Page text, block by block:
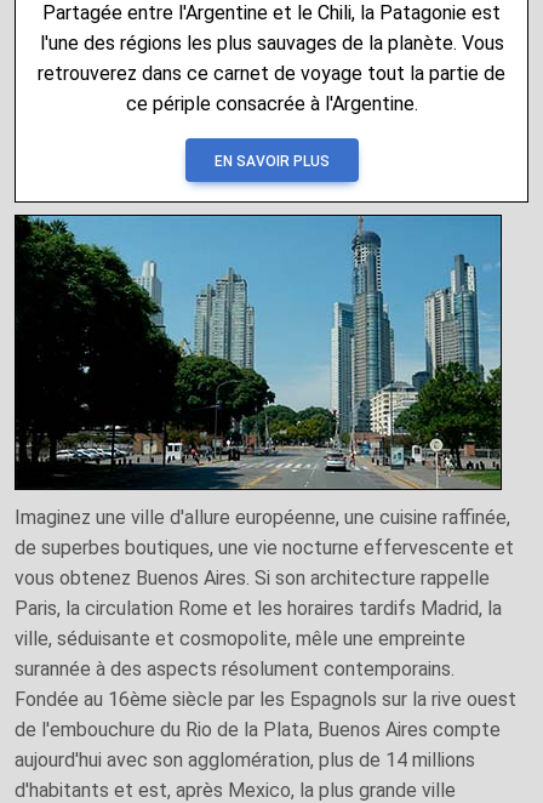
Partagée entre l'Argentine et le Chili, la Patagonie est
l'une des régions les plus sauvages de la planète. Vous
retrouverez dans ce carnet de voyage tout la partie de
ce périple consacrée à l'Argentine.
EN SAVOIR PLUS
Imaginez une ville d'allure européenne, une cuisine raffinée,
de superbes boutiques, une vie nocturne effervescente et
vous obtenez Buenos Aires. Si son architecture rappelle
Paris, la circulation Rome et les horaires tardifs Madrid, la
ville, séduisante et cosmopolite, mêle une empreinte
surannée à des aspects résolument contemporains.
Fondée au 16ème siècle par les Espagnols sur la rive ouest
de l'embouchure du Rio de la Plata, Buenos Aires compte
aujourd'hui avec son agglomération, plus de 14 millions
d'habitants et est, après Mexico, la plus grande ville